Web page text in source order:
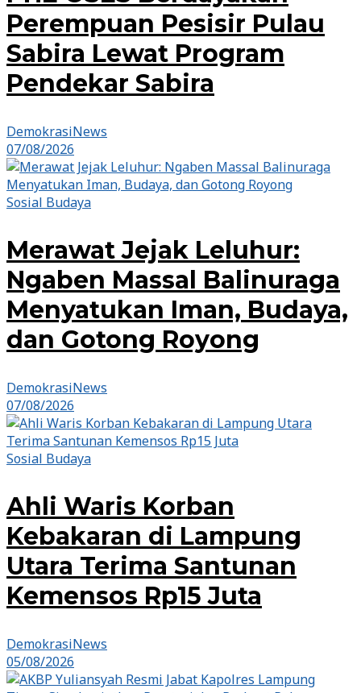
Perempuan Pesisir Pulau
Sabira Lewat Program
Pendekar Sabira
DemokrasiNews
07/08/2026
Sosial Budaya
Merawat Jejak Leluhur:
Ngaben Massal Balinuraga
Menyatukan Iman, Budaya,
dan Gotong Royong
DemokrasiNews
07/08/2026
Sosial Budaya
Ahli Waris Korban
Kebakaran di Lampung
Utara Terima Santunan
Kemensos Rp15 Juta
DemokrasiNews
05/08/2026